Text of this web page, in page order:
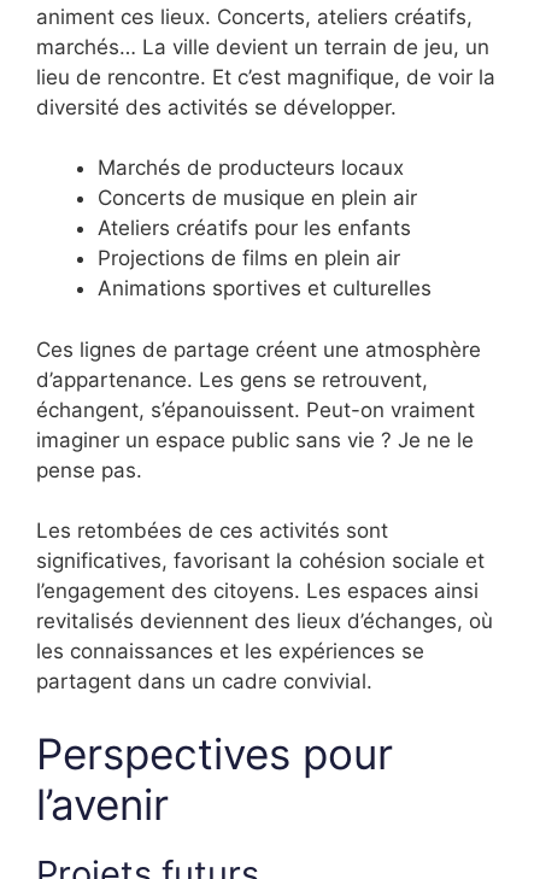
animent ces lieux. Concerts, ateliers créatifs,
marchés… La ville devient un terrain de jeu, un
lieu de rencontre. Et c’est magnifique, de voir la
diversité des activités se développer.
Marchés de producteurs locaux
Concerts de musique en plein air
Ateliers créatifs pour les enfants
Projections de films en plein air
Animations sportives et culturelles
Ces lignes de partage créent une atmosphère
d’appartenance. Les gens se retrouvent,
échangent, s’épanouissent. Peut-on vraiment
imaginer un espace public sans vie ? Je ne le
pense pas.
Les retombées de ces activités sont
significatives, favorisant la cohésion sociale et
l’engagement des citoyens. Les espaces ainsi
revitalisés deviennent des lieux d’échanges, où
les connaissances et les expériences se
partagent dans un cadre convivial.
Perspectives pour
l’avenir